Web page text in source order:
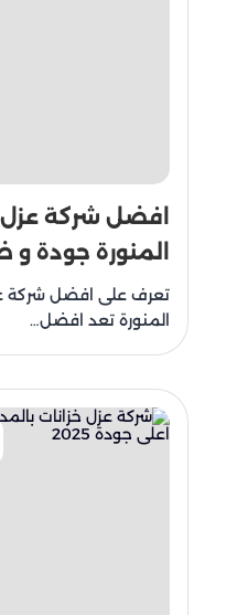
افضل شركة عزل
المنورة جودة و ضمان
تعرف على افضل شركة
المنورة تعد افضل…